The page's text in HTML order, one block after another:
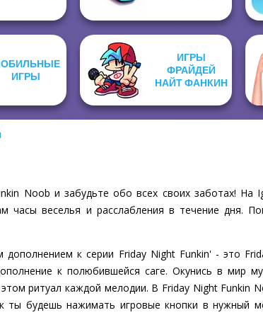
ИГРЫ
ИГРЫ
ФРАЙДЕЙ
НАЙТ ФАНКИН
Noob и забудьте обо всех своих заботах! На
часы веселья и расслабления в течение дня.
дополнением к серии Friday Night Funkin' - это
к полюбившейся саге. Окунись в мир
ритуал каждой мелодии. В Friday Night Funkin
ты будешь нажимать игровые кнопки в нужный